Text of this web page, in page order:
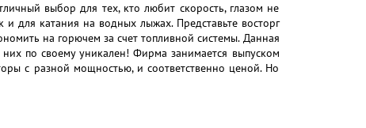
выбор для тех, кто любит скорость, глазом не
для катания на водных лыжах. Представьте восторг
на горючем за счет топливной системы. Данная
по своему уникален! Фирма занимается выпуском
с разной мощностью, и соответственно ценой. Но